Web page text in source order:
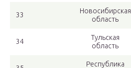
33
Новосибирская
область
34
Тульская
область
Республика